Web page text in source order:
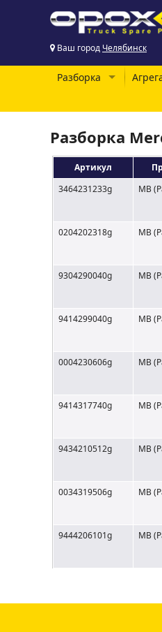
Ваш город Челябинск
Разборка
Разборка
Артикул
3464231233g
MB
0204202318g MB
9304290040g MB
9414299040g MB
0004230606g MB
9414317740g MB
9434210512g MB
0034319506g MB
9444206101g MB